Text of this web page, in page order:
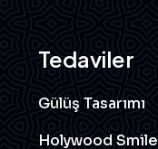
Tedaviler
Gülüş Tasarımı
Holywood Smile